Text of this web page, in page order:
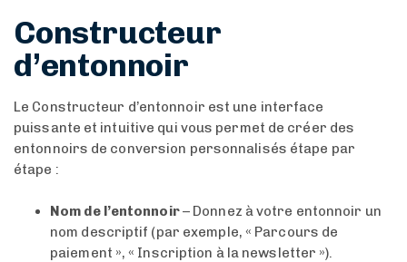
Constructeur
d’entonnoir
Le Constructeur d’entonnoir est une interface
puissante et intuitive qui vous permet de créer des
entonnoirs de conversion personnalisés étape par
étape :
Nom de l’entonnoir– Donnez à votre entonnoir un
nom descriptif (par exemple, « Parcours de
paiement », « Inscription à la newsletter »).